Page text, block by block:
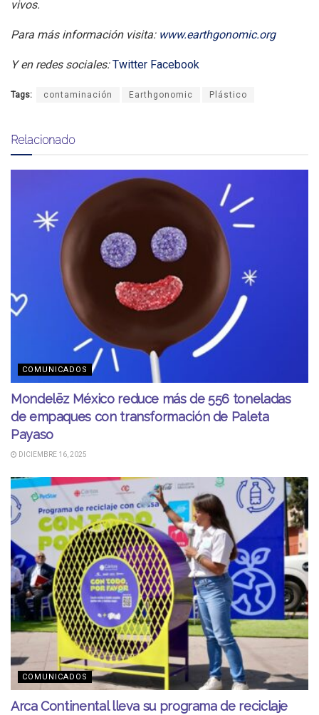
vivos.
Para más información visita: www.earthgonomic.org
Y en redes sociales:Twitter Facebook
Tags: contaminación Earthgonomic Plástico
Relacionado
COMUNICADOS
Mondelēz México reduce más de 556 toneladas
de empaques con transformación de Paleta
Payaso
DICIEMBRE 16, 2025
COMUNICADOS
Arca Continental lleva su programa de reciclaje